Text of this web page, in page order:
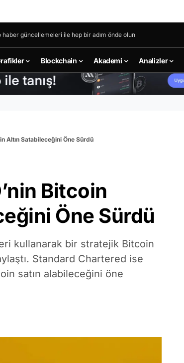
haber güncellemeleri ile hep bir adım önde olun
Blockchain Akademi Analizler
Altın Satabileceğini Öne Sürdü
Bitcoin
Öne Sürdü
kullanarak bir stratejik Bitcoin
Standard Chartered ise
satın alabileceğini öne